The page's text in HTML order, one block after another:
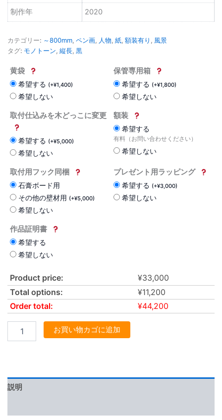
制作年 2020
カテゴリー: ～800mm, ペン画, 人物, 紙, 額装有り , 風景
タグ: モノトーン, 縦長, 黒
黄袋
希望する (+¥1,400)
希望しない
保管専用箱
希望する (+¥1,800)
希望しない
取付仕込みを木どっこに変更
希望する (+¥5,000)
希望しない
額装
希望する
有料（お問い合わせください）
希望しない
取付用フック同梱
石膏ボード用
その他の壁材用 (+¥5,000)
希望しない
プレゼント用ラッピング
希望する (+¥3,000)
希望しない
作品証明書
希望する
希望しない
Product price: ¥33,000
Total options:
¥11,200
Order total:
¥44,200
お買い物カゴに追加
説明